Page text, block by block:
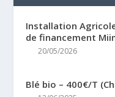
Installation
de financement
20/05/2026
Blé bio – 400€/T